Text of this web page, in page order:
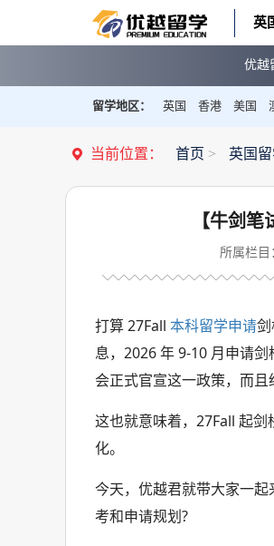
英
优越
留学地区： 英国 香港 美国
当前位置： 首页 > 英国
【牛剑
所属栏目
打算 27Fall本科留学申请
息，2026 年 9-10 月申请
会正式官宣这一政策，而且
这也就意味着，27Fall 起
化。
今天，优越君就带大家一
考和申请规划?